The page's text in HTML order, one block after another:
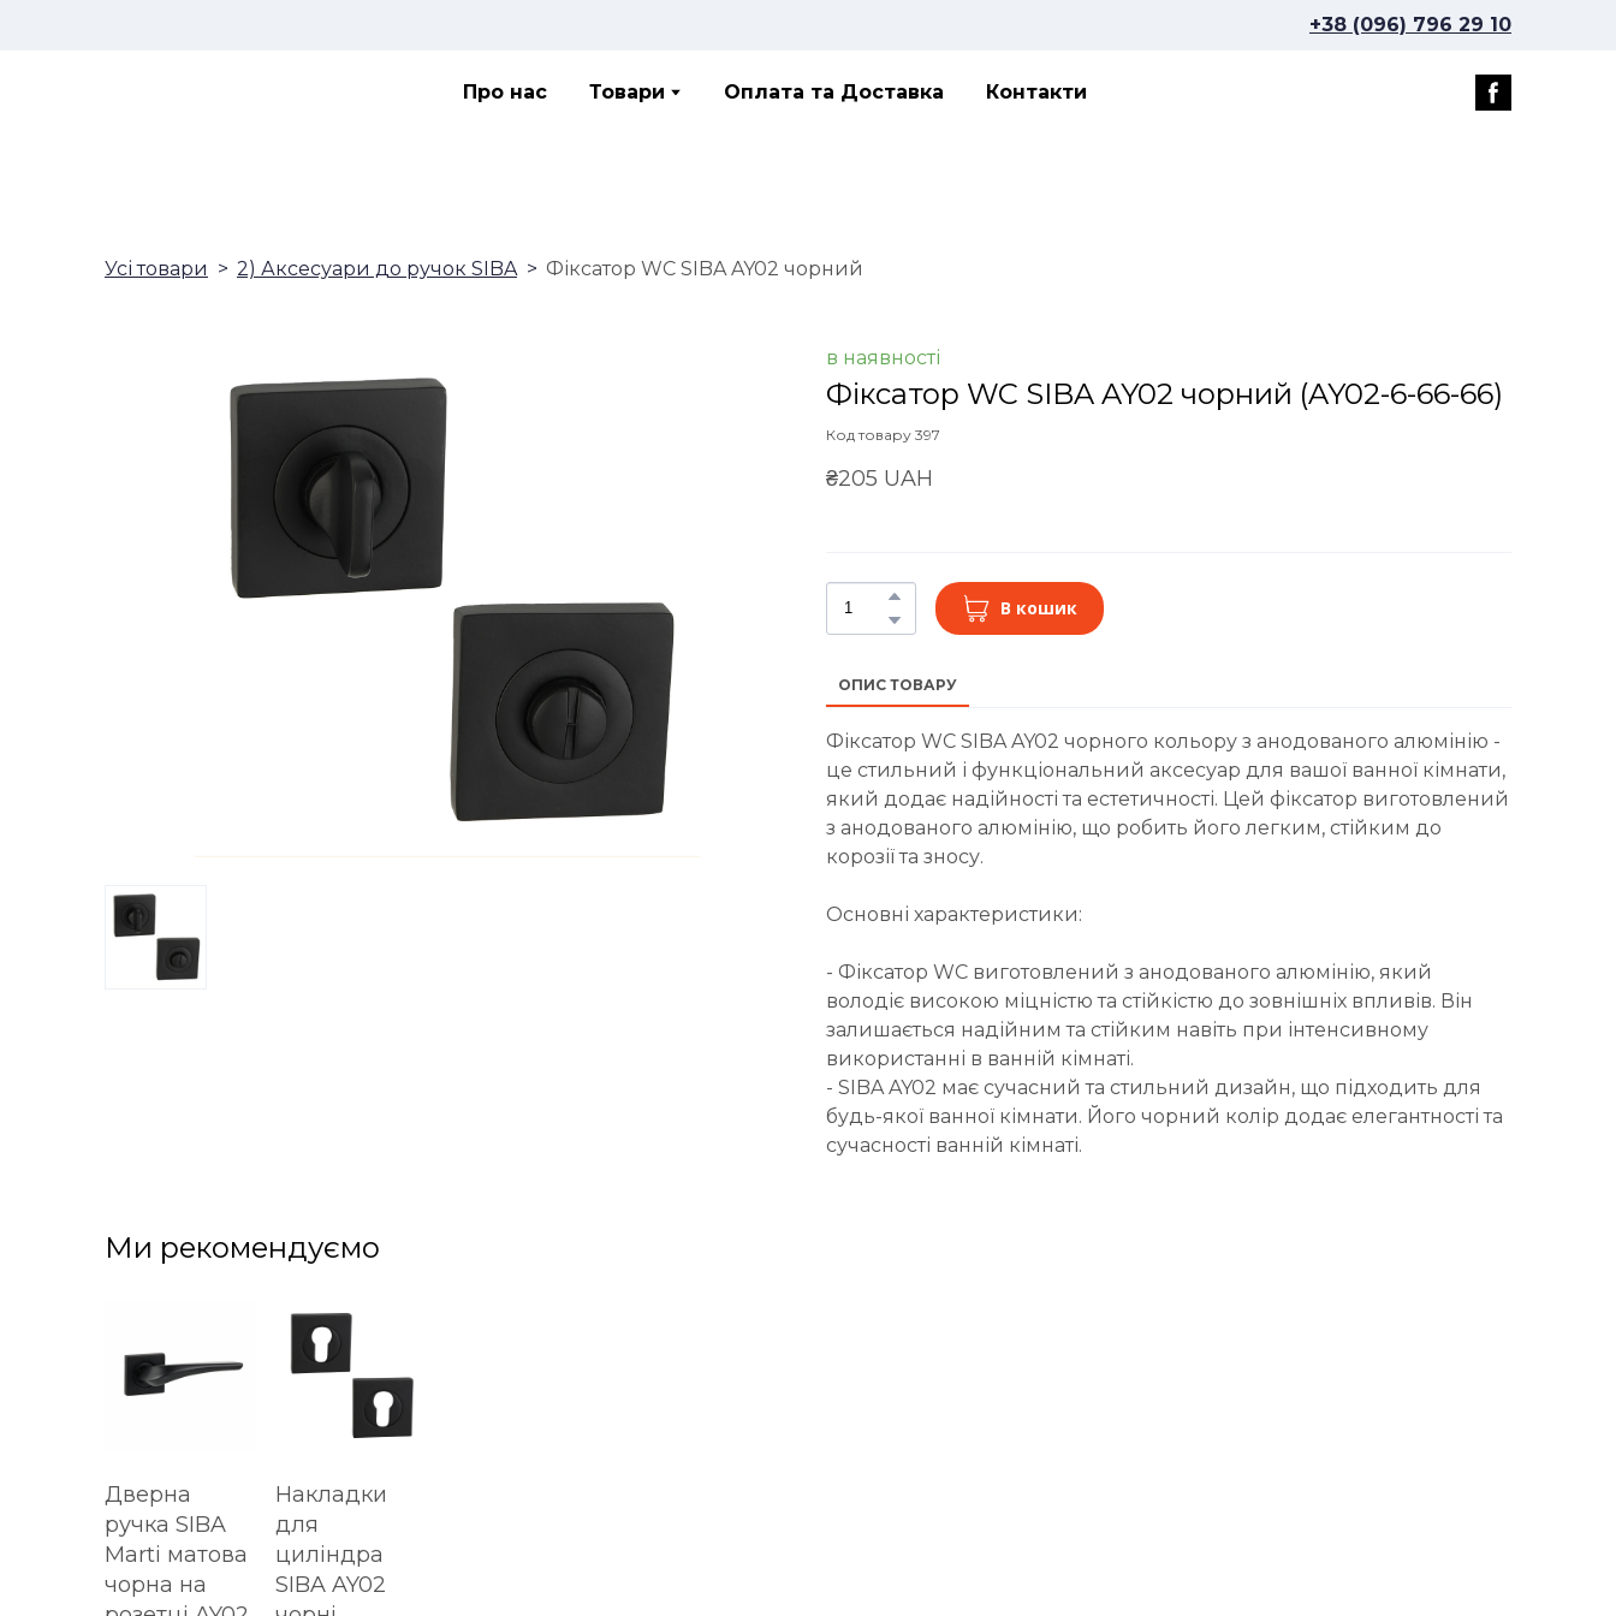
+38 (096) 796 29 10
Про нас Товари Оплата та Доставка Контакти
Усі товари 2) Аксесуари до ручок SIBA Фіксатор WC SIBA AY02 чорний
в наявності
Фіксатор WC SIBA AY02 чорний (AY02-6-66-66)
Код товару 397
₴205 UAH
В кошик
ОПИС ТОВАРУ
Фіксатор WC SIBA AY02 чорного кольору з анодованого алюмінію -
це стильний і функціональний аксесуар для вашої ванної кімнати,
який додає надійності та естетичності. Цей фіксатор виготовлений
з анодованого алюмінію, що робить його легким, стійким до
корозії та зносу.
Основні характеристики:
- Фіксатор WC виготовлений з анодованого алюмінію, який
володіє високою міцністю та стійкістю до зовнішніх впливів. Він
залишається надійним та стійким навіть при інтенсивному
використанні в ванній кімнаті.
- SIBA AY02 має сучасний та стильний дизайн, що підходить для
будь-якої ванної кімнати. Його чорний колір додає елегантності та
сучасності ванній кімнаті.
Ми рекомендуємо
Дверна
ручка SIBA
Marti матова
чорна на
Накладки
для
циліндра
SIBA AY02